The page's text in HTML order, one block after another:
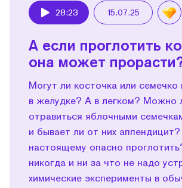
28:23 15.07.25
А если проглотить
она может
Могут ли косточка или семечко
в желудке? А в легком? Можно
отравиться яблочными
и бывает ли от них
настоящему опасно
никогда и ни за что не надо
химические эксперименты в